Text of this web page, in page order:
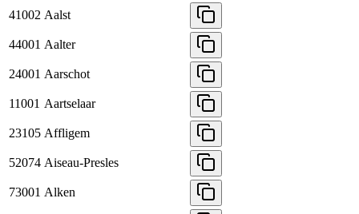
41002 Aalst
44001 Aalter
24001 Aarschot
11001 Aartselaar
23105 Affligem
52074 Aiseau-Presles
73001 Alken